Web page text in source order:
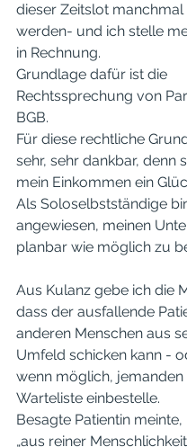
dieser Zeitslot
werden- und ich stelle
in Rechnung.
Grundlage dafür ist die
Rechtssprechung von
BGB.
Für diese rechtliche
sehr, sehr dankbar, denn
mein Einkommen ein
Als Soloselbstständige
angewiesen, meinen
planbar wie möglich zu
Aus Kulanz gebe ich die
dass der ausfallende
anderen Menschen aus
Umfeld schicken kann -
wenn möglich, jemanden
Warteliste einbestelle.
Besagte Patientin
„aus reiner